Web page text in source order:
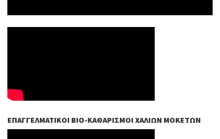
ΕΠΑΓΓΕΛΜΑΤΙΚΟΊ ΒIO-ΚΑΘΑΡΙΣΜΟΊ ΧΑΛΙΏΝ ΜΟΚΕΤΏΝ